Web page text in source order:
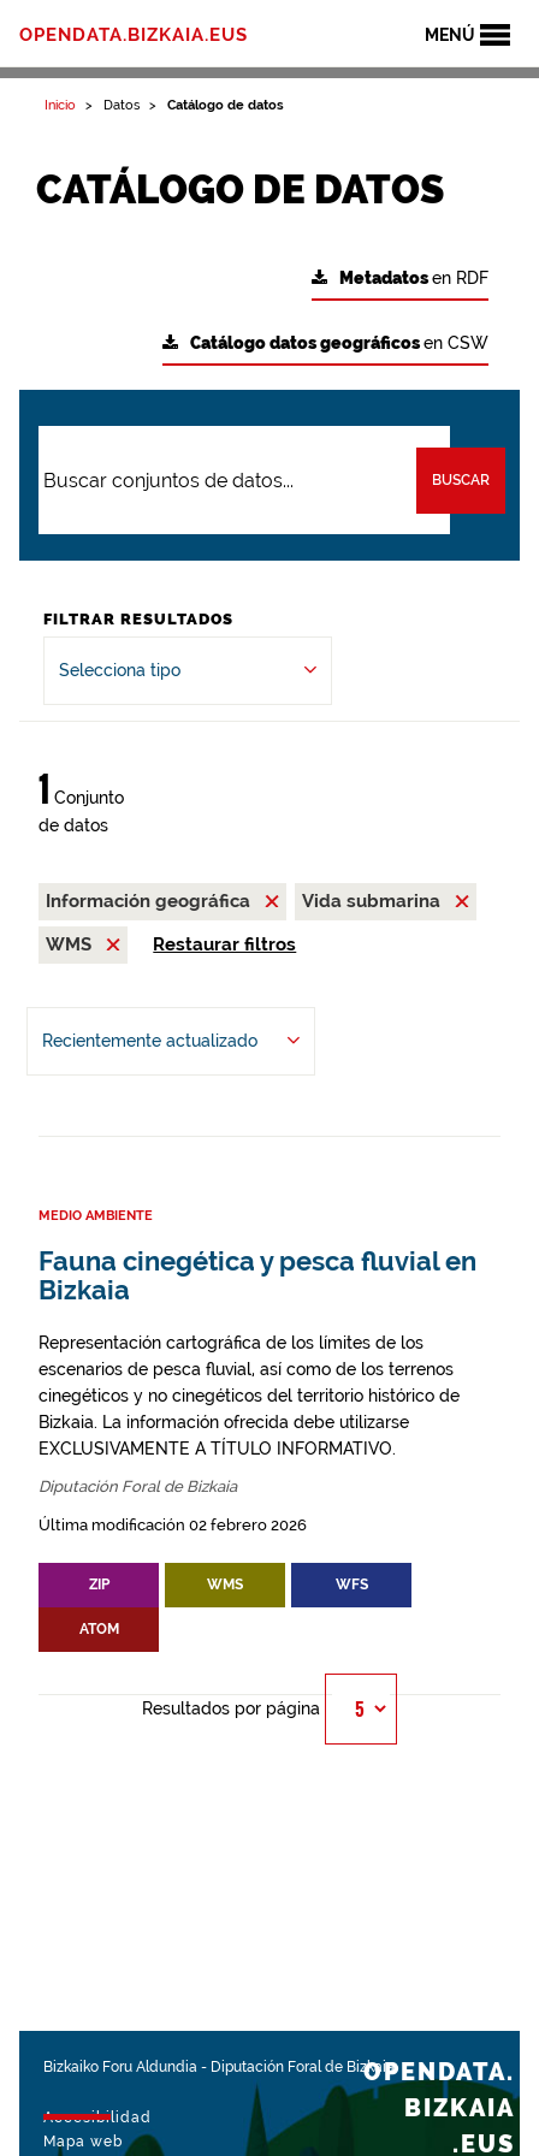
MENÚ
OPENDATA.BIZKAIA.EUS
Inicio Datos Catálogo de datos
CATÁLOGO DE DATOS
Metadatosen RDF
Catálogo datos geográficosen CSW
BUSCAR
FILTRAR RESULTADOS
Selecciona tipo
1 Conjunto
de datos
Información geográfica
Vida submarina
WMS
Restaurar filtros
Recientemente actualizado
MEDIO AMBIENTE
Fauna cinegética y pesca fluvial en
Bizkaia
Representación cartográfica de los límites de los
escenarios de pesca fluvial, así como de los terrenos
cinegéticos y no cinegéticos del territorio histórico de
Bizkaia. La información ofrecida debe utilizarse
EXCLUSIVAMENTE A TÍTULO INFORMATIVO.
Diputación Foral de Bizkaia
Última modificación 02 febrero 2026
ZIP WMS WFS
ATOM
Resultados por página
Bizkaiko Foru Aldundia - Diputación Foral de Bizkaia
Accesibilidad
Mapa web
OPENDATA.
BIZKAIA
.EUS